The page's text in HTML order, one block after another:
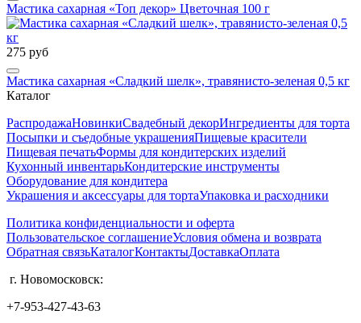
Мастика сахарная «Топ декор» Цветочная 100 г
275 руб
Мастика сахарная «Сладкий шелк», травянисто-зеленая 0,5 кг
Каталог
РаспродажаНовинкиСвадебный декорИнгредиенты для торта
Посыпки и съедобные украшенияПищевые красители
Пищевая печатьФормы для кондитерских изделий
Кухонный инвентарьКондитерские инструменты
Оборудование для кондитера
Украшения и аксессуары для тортаУпаковка и расходники
Политика конфиденциальности и оферта
Пользовательское соглашениеУсловия обмена и возврата
Обратная связьКаталогКонтактыДоставкаОплата
г. Новомосковск:
+7-953-427-43-63